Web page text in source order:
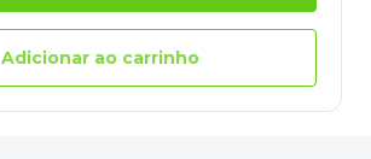
Adicionar ao carrinho